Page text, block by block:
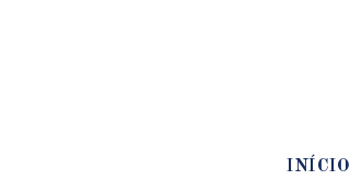
INÍCIO